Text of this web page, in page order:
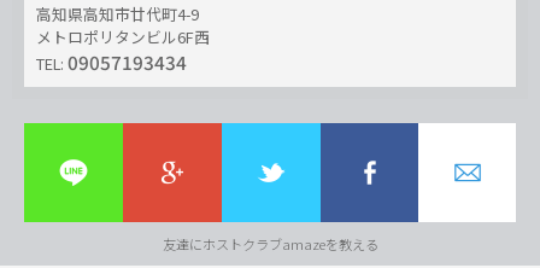
高知県高知市廿代町4-9
メトロポリタンビル6F西
TEL: 09057193434
友達にホストクラブamazeを教える